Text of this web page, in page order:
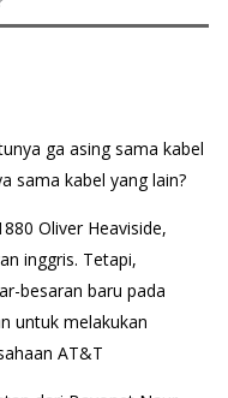
ga asing sama kabel
sama kabel yang lain?
Oliver Heaviside,
inggris. Tetapi,
besaran baru pada
untuk melakukan
AT&T